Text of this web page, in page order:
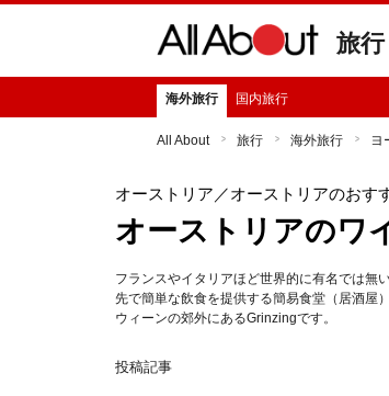
旅行
海外旅行 国内旅行
All About 旅行 海外旅行 ヨ
オーストリア ／オーストリアのおす
オーストリアのワ
フランスやイタリアほど世界的に有名では無
先で簡単な飲食を提供する簡易食堂（居酒屋
ウィーンの郊外にあるGrinzingです。
投稿記事